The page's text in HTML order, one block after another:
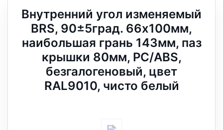
Внутренний угол изменяемый
BRS, 90±5град. 66х100мм,
наибoльшая грань 143мм, паз
крышки 80мм, PC/ABS,
безгалогеновый, цвет
RAL9010, чисто белый